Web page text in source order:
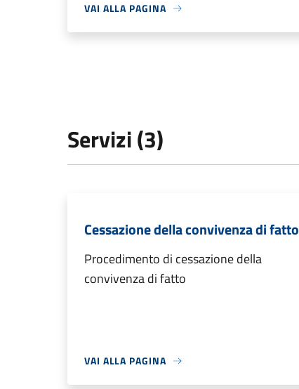
VAI ALLA PAGINA
Servizi (3)
Cessazione della convivenza di fatto
Procedimento di cessazione della
convivenza di fatto
VAI ALLA PAGINA